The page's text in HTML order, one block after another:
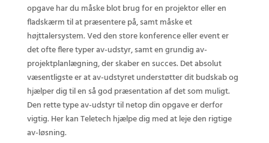
opgave har du måske blot brug for en projektor eller en
fladskærm til at præsentere på, samt måske et
højttalersystem. Ved den store konference eller event er
det ofte flere typer av-udstyr, samt en grundig av-
projektplanlægning, der skaber en succes. Det absolut
væsentligste er at av-udstyret understøtter dit budskab og
hjælper dig til en så god præsentation af det som muligt.
Den rette type av-udstyr til netop din opgave er derfor
vigtig. Her kan Teletech hjælpe dig med at leje den rigtige
av-løsning.